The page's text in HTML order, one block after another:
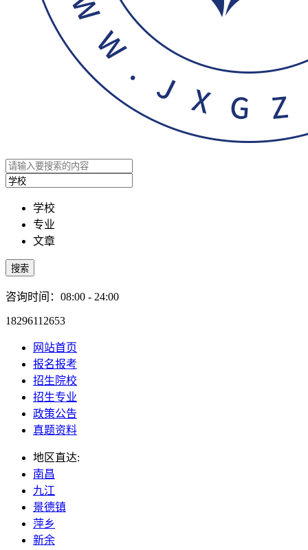
学校
专业
文章
搜索
咨询时间：08:00 - 24:00
18296112653
网站首页
报名报考
招生院校
招生专业
政策公告
真题资料
地区直达:
南昌
九江
景德镇
萍乡
新余